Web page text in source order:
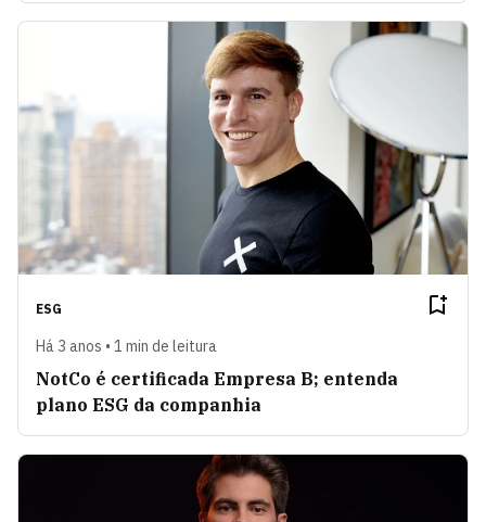
ESG
Há 3 anos • 1 min de leitura
NotCo é certificada Empresa B; entenda
plano ESG da companhia